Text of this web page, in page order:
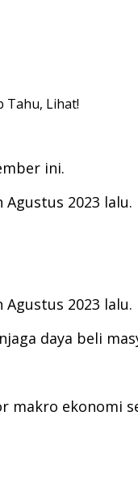
Tahu, Lihat!
ini.
2023 lalu.
2023 lalu.
daya beli
makro ekonomi